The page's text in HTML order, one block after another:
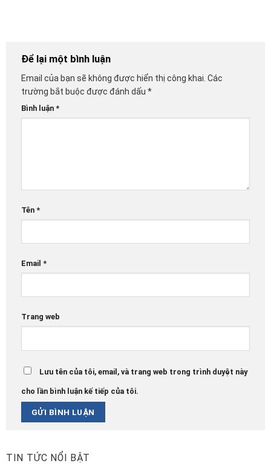
Để lại một bình luận
Email của bạn sẽ không được hiển thị công khai. Các
trường bắt buộc được đánh dấu *
Bình luận *
Tên *
Email *
Trang web
Lưu tên của tôi, email, và trang web trong trình duyệt này
cho lần bình luận kế tiếp của tôi.
TIN TỨC NỔI BẬT